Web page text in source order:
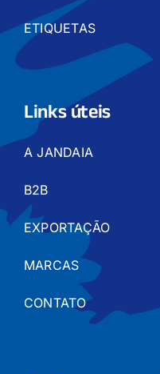
ETIQUETAS
Links úteis
A JANDAIA
B2B
EXPORTAÇÃO
MARCAS
CONTATO